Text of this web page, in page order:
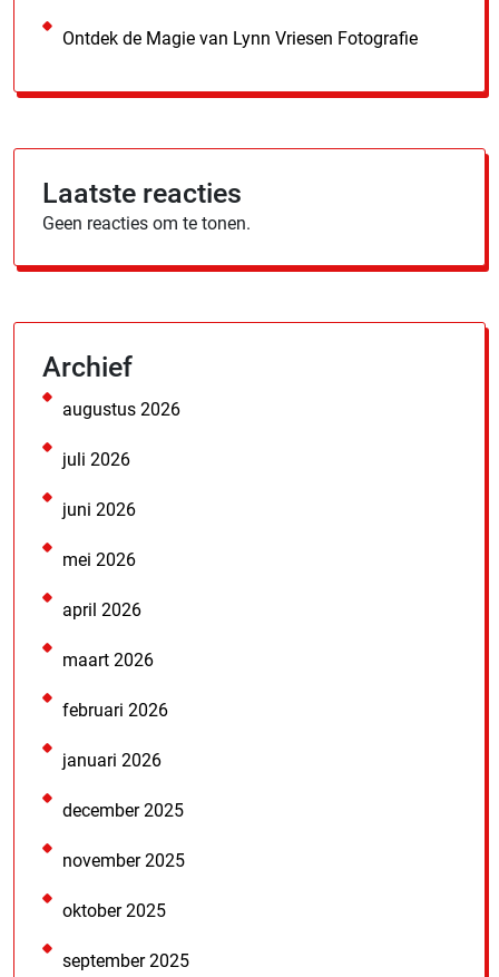
Ontdek de Magie van Lynn Vriesen Fotografie
Laatste reacties
Geen reacties om te tonen.
Archief
augustus 2026
juli 2026
juni 2026
mei 2026
april 2026
maart 2026
februari 2026
januari 2026
december 2025
november 2025
oktober 2025
september 2025